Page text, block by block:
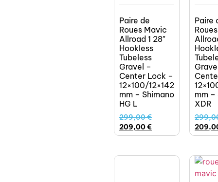
Paire de
Roues Mavic
Allroad 1 28″
Hookless
Tubeless
Gravel –
Center Lock –
12×100/12×142
mm – Shimano
HG L
299,00€
209,00€
Paire
mm –
XDR